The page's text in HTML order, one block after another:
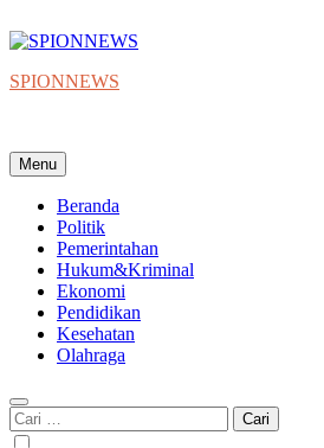
to
SPIONNEWS
Menu
Beranda
Politik
Pemerintahan
Hukum&Kriminal
Ekonomi
Pendidikan
Kesehatan
Olahraga
Cari
untuk: